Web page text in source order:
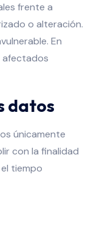
frente a
o alteración.
En
afectados
datos
únicamente
con la finalidad
tiempo